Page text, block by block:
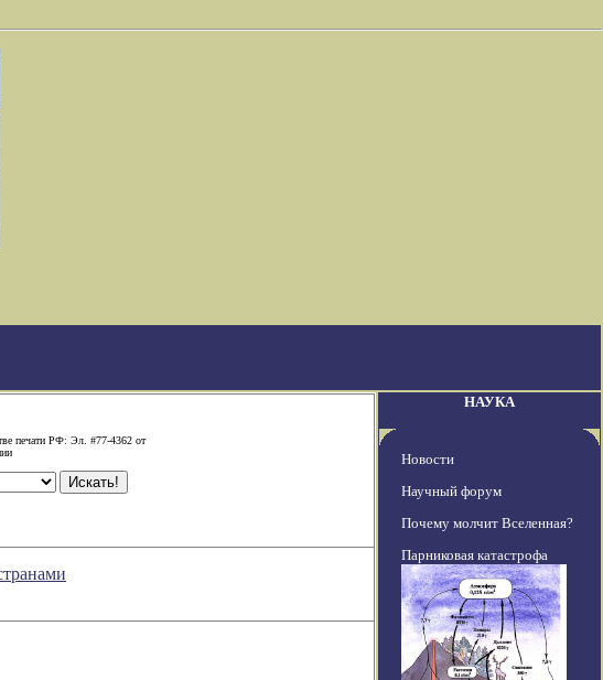
печати РФ: Эл. #77-4362 от
НАУКА
Новости
Научный форум
Почему молчит Вселенная?
Парниковая катастрофа